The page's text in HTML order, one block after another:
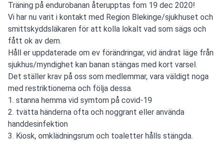
Träning på endurobanan återupptas fom 19 dec 2020!
Vi har nu varit i kontakt med Region Blekinge/sjukhuset och
smittskyddsläkaren för att kolla lokalt vad som sägs och
fått ok av dem.
Håll er uppdaterade om ev förändringar, vid ändrat läge från
sjukhus/myndighet kan banan stängas med kort varsel.
Det ställer krav på oss som medlemmar, vara väldigt noga
med restriktionerna och följa dessa.
1. stanna hemma vid symtom på covid-19
2. tvätta händerna ofta och noggrant eller använda
handdesinfektion
3. Kiosk, omklädningsrum och toaletter hålls stängda.